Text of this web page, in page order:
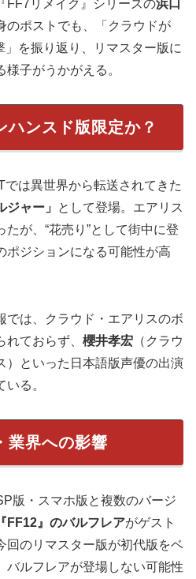
FF7リメイク』シリーズの浜口
のポストでも、「クラウドが
を振り返り、リマスター版に
子がうかがえる。
ハンスド版限定か？
は異世界から転送されてきた
ャー」
として登場。エアリス
が、“花売り”として街中に登
ポジションになる可能性が高
では、クラウド・エアリスのボ
ておらず、 櫻井孝宏 （クラウ
）といった日本語版声優の出演
る。
業界への影響
版・スマホ版と複数のバージ
『FF12』のバルフレアがゲスト
回のリマスター版が初代版をベ
バルフレアが登場しない可能性